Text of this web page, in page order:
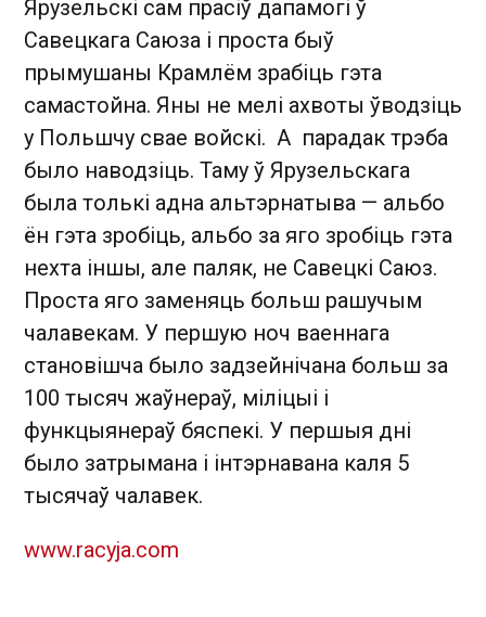
Ярузельскі сам прасіў дапамогі ў
Савецкага Саюза і проста быў
прымушаны Крамлём зрабіць гэта
самастойна. Яны не мелі ахвоты ўводзіць
у Польшчу свае войскі. А парадак трэба
было наводзіць. Таму ў Ярузельскага
была толькі адна альтэрнатыва — альбо
ён гэта зробіць, альбо за яго зробіць гэта
нехта іншы, але паляк, не Савецкі Саюз.
Проста яго заменяць больш рашучым
чалавекам. У першую ноч ваеннага
становішча было задзейнічана больш за
100 тысяч жаўнераў, міліцыі і
функцыянераў бяспекі. У першыя дні
было затрымана і інтэрнавана каля 5
тысячаў чалавек.
www.racyja.com